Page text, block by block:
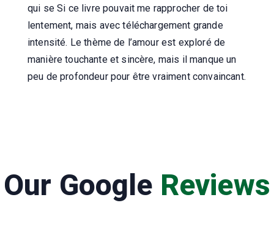
qui se Si ce livre pouvait me rapprocher de toi
lentement, mais avec téléchargement grande
intensité. Le thème de l’amour est exploré de
manière touchante et sincère, mais il manque un
peu de profondeur pour être vraiment convaincant.
Our Google Reviews